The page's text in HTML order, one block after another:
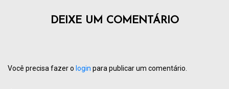
DEIXE UM COMENTÁRIO
Você precisa fazer o login para publicar um comentário.